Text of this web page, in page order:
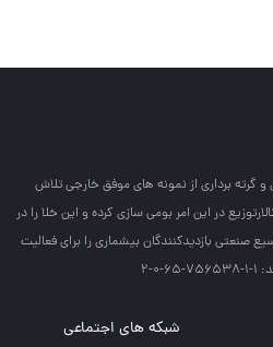
و گرته برداري از نمونه هاي موفق خارجي تلاش
در اين امر بومي سازي كرده و اين خلا را در
صنعتي بازديدكنندگان بيشماري را براي فعاليت
2
شبکه های اجتماعی